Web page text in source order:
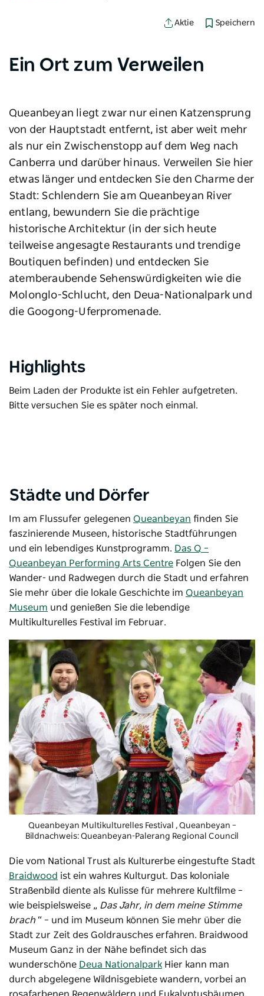
Aktie Speichern
Ein Ort zum Verweilen
Queanbeyan liegt zwar nur einen Katzensprung
von der Hauptstadt entfernt, ist aber weit mehr
als nur ein Zwischenstopp auf dem Weg nach
Canberra und darüber hinaus. Verweilen Sie hier
etwas länger und entdecken Sie den Charme der
Stadt: Schlendern Sie am Queanbeyan River
entlang, bewundern Sie die prächtige
historische Architektur (in der sich heute
teilweise angesagte Restaurants und trendige
Boutiquen befinden) und entdecken Sie
atemberaubende Sehenswürdigkeiten wie die
Molonglo-Schlucht, den Deua-Nationalpark und
die Googong-Uferpromenade.
Highlights
Beim Laden der Produkte ist ein Fehler aufgetreten.
Bitte versuchen Sie es später noch einmal.
Städte und Dörfer
Im am Flussufer gelegenen Queanbeyan finden Sie
faszinierende Museen, historische Stadtführungen
und ein lebendiges Kunstprogramm. Das Q –
Queanbeyan Performing Arts Centre Folgen Sie den
Wander- und Radwegen durch die Stadt und erfahren
Sie mehr über die lokale Geschichte im Queanbeyan
Museum und genießen Sie die lebendige
Multikulturelles Festival
im Februar.
Queanbeyan Multikulturelles Festival
, Queanbeyan –
Bildnachweis: Queanbeyan-Palerang Regional Council
Die vom National Trust als Kulturerbe eingestufte Stadt
Braidwood ist ein wahres Kulturgut. Das koloniale
Straßenbild diente als Kulisse für mehrere Kultfilme –
wie beispielsweise „ Das Jahr, in dem meine Stimme
brach “ – und im Museum können Sie mehr über die
Stadt zur Zeit des Goldrausches erfahren. Braidwood
Museum Ganz in der Nähe befindet sich das
wunderschöne Deua Nationalpark Hier kann man
durch abgelegene Wildnisgebiete wandern, vorbei an